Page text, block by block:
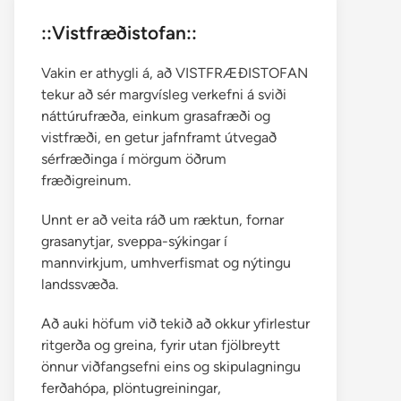
::Vistfræðistofan::
Vakin er athygli á, að VISTFRÆÐISTOFAN
tekur að sér margvísleg verkefni á sviði
náttúrufræða, einkum grasafræði og
vistfræði, en getur jafnframt útvegað
sérfræðinga í mörgum öðrum
fræðigreinum.
Unnt er að veita ráð um ræktun, fornar
grasanytjar, sveppa-sýkingar í
mannvirkjum, umhverfismat og nýtingu
landssvæða.
Að auki höfum við tekið að okkur yfirlestur
ritgerða og greina, fyrir utan fjölbreytt
önnur viðfangsefni eins og skipulagningu
ferðahópa, plöntugreiningar,